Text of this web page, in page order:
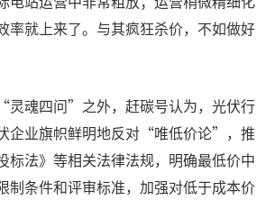
率就上来了。与其疯狂杀价，不如做好
灵魂四问”之外，赶碳号认为，光伏行
企业旗帜鲜明地反对“唯低价论”，推
标法》等相关法律法规，明确最低价中
制条件和评审标准，加强对低于成本价